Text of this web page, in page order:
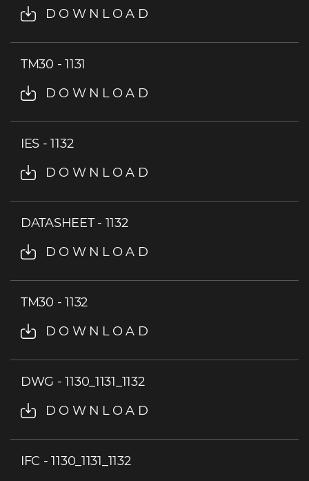
DOWNLOAD
TM30 - 1131
DOWNLOAD
IES - 1132
DOWNLOAD
DATASHEET - 1132
DOWNLOAD
TM30 - 1132
DOWNLOAD
DWG - 1130_1131_1132
DOWNLOAD
IFC - 1130_1131_1132